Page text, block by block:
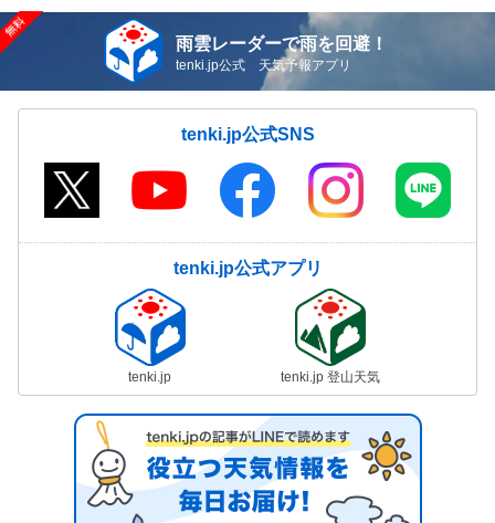
雨雲レーダーで雨を回避！
tenki.jp公式 天気予報アプリ
tenki.jp公式SNS
tenki.jp公式アプリ
tenki.jp tenki.jp 登山天気